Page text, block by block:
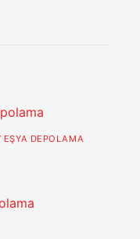
EŞYA DEPOLAMA